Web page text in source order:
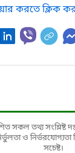
করতে ক্লিক
সকল তথ্য সংশ্লিষ্ট
ও নির্ভরযোগ্যতা
সচেষ্ট।